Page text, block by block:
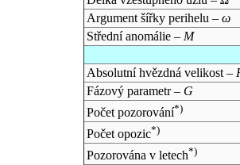
Argument šířky perihelu –ω
Střední anomálie – M
Absolutní hvězdná velikost –
Fázový parametr – G
Počet pozorování*)
Počet opozic*)
Pozorována v letech*)